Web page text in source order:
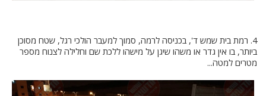
4. רמת בית שמש ד', בכניסה לרמה, סמוך למעבר הולכי רגל, שטח מסוכן
ביותר, בו אין גדר או משהו שיגן על מישהו ללכת שם וחלילה לצנוח מספר
מטרים למטה...